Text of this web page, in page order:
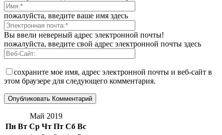
пожалуйста, введите ваше имя здесь
Вы ввели неверный адрес электронной почты!
пожалуйста, введите свой адрес электронной почты здесь
сохраните мое имя, адрес электронной почты и веб-сайт в
этом браузере для следующего комментария.
Май 2019
Пн Вт Ср Чт Пт Сб Вс